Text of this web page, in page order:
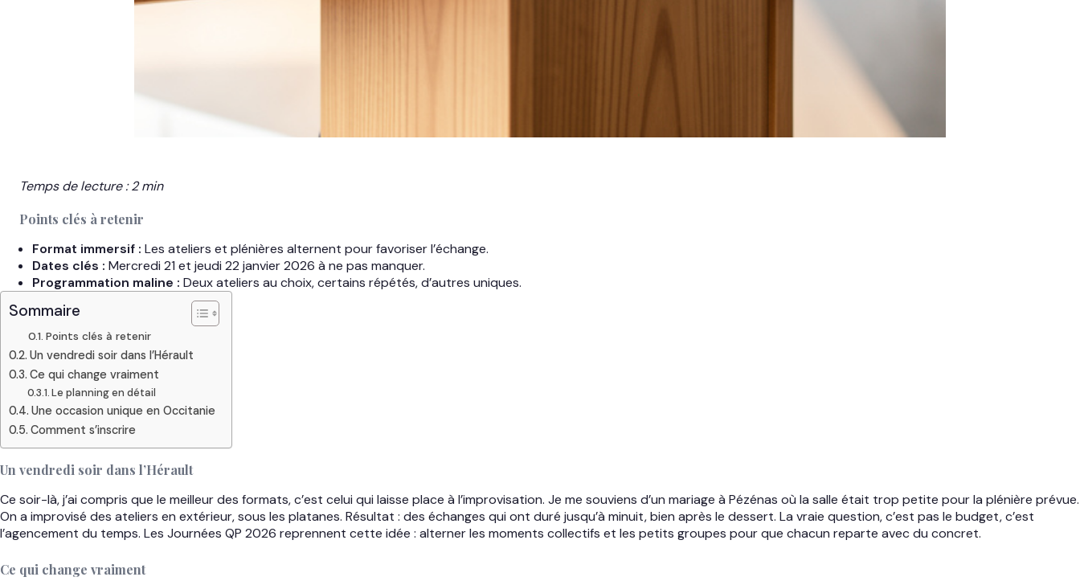
Temps de lecture : 2 min
Points clés à retenir
Format immersif : Les ateliers et plénières alternent pour favoriser l’échange.
Dates clés : Mercredi 21 et jeudi 22 janvier 2026 à ne pas manquer.
Programmation maline : Deux ateliers au choix, certains répétés, d’autres uniques.
Sommaire
Points clés à retenir
Un vendredi soir dans l’Hérault
Ce qui change vraiment
Le planning en détail
Une occasion unique en Occitanie
Comment s’inscrire
Un vendredi soir dans l’Hérault
Ce soir-là, j’ai compris que le meilleur des formats, c’est celui qui laisse place à l’improvisation. Je me souviens d’un mariage à Pézénas où la salle était trop petite pour la plénière prévue.
On a improvisé des ateliers en extérieur, sous les platanes. Résultat : des échanges qui ont duré jusqu’à minuit, bien après le dessert. La vraie question, c’est pas le budget, c’est
l’agencement du temps. Les Journées QP 2026 reprennent cette idée : alterner les moments collectifs et les petits groupes pour que chacun reparte avec du concret.
Ce qui change vraiment